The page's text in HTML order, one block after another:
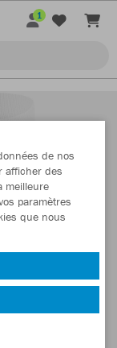
1
de nos
afficher des
meilleure
paramètres
que nous